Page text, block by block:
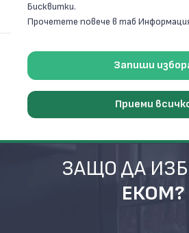
ЗАЩО ДА
ЕКОМ?
Бисквитки.
Прочетете повече в таб
Запиши
Приеми